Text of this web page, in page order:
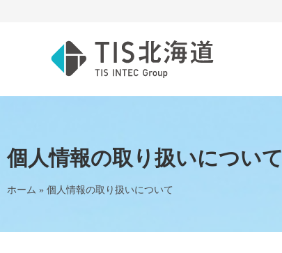
個人情報の取り扱いについて
ホーム » 個人情報の取り扱いについて